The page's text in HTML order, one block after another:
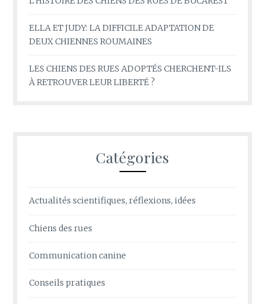
ELLA ET JUDY: LA DIFFICILE ADAPTATION DE
DEUX CHIENNES ROUMAINES
LES CHIENS DES RUES ADOPTÉS CHERCHENT-ILS
À RETROUVER LEUR LIBERTÉ ?
Catégories
Actualités scientifiques, réflexions, idées
Chiens des rues
Communication canine
Conseils pratiques